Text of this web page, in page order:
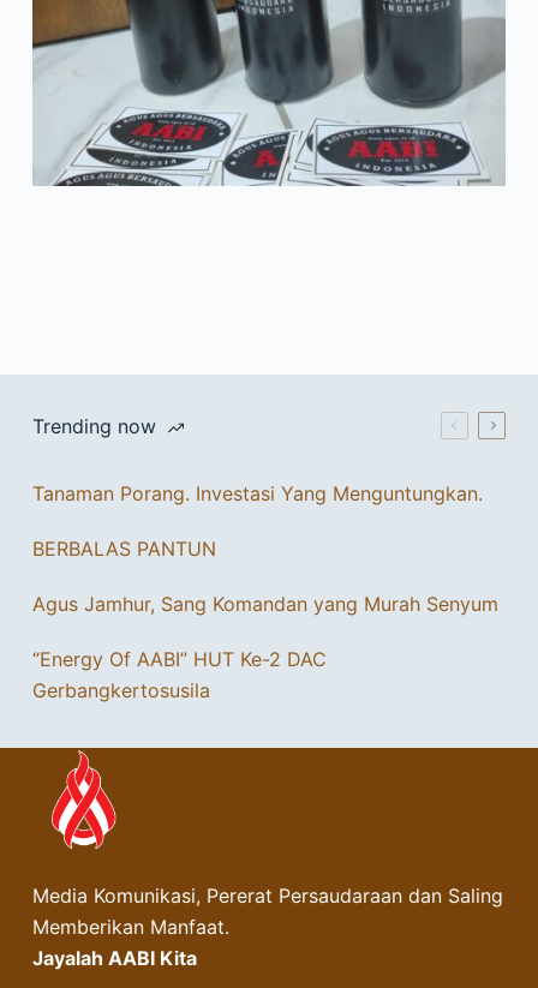
Trending now
Tanaman Porang. Investasi Yang Menguntungkan.
BERBALAS PANTUN
Agus Jamhur, Sang Komandan yang Murah Senyum
“Energy Of AABI” HUT Ke-2 DAC
Gerbangkertosusila
Media Komunikasi, Pererat Persaudaraan dan Saling
Memberikan Manfaat.
Jayalah AABI Kita